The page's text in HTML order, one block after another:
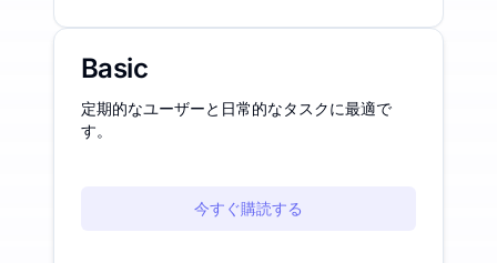
Basic
定期的なユーザーと日常的なタスクに最適で
す。
今すぐ購読する